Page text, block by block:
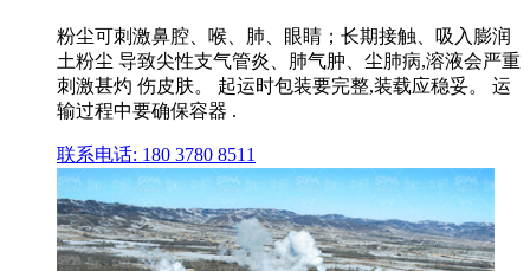
粉尘可刺激鼻腔、喉、肺、眼睛；长期接触、吸入膨润
土粉尘 导致尖性支气管炎、肺气肿、尘肺病,溶液会严重
刺激甚灼 伤皮肤。 起运时包装要完整,装载应稳妥。 运
输过程中要确保容器 .
联系电话: 180 3780 8511